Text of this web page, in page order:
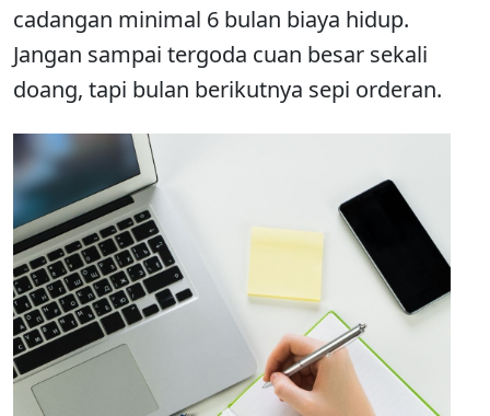
cadangan minimal 6 bulan biaya hidup.
Jangan sampai tergoda cuan besar sekali
doang, tapi bulan berikutnya sepi orderan.